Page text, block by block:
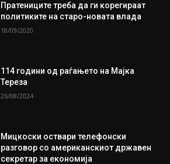
Пратениците треба да ги корегираат
политиките на старо-новата влада
18/09/2020
114 години од раѓањето на Мајка
Тереза
26/08/2024
Мицкоски оствари телефонски
разговор со американскиот државен
секретар за економија